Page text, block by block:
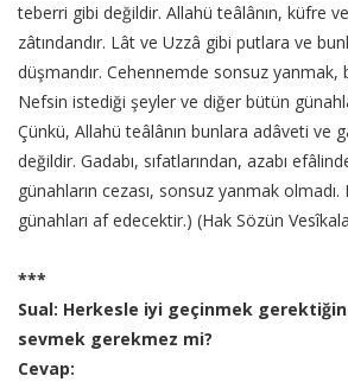
teberri gibi değildir. Allahü teâlânın, küfre
zâtındandır. Lât ve Uzzâ gibi putlara ve
düşmandır. Cehennemde sonsuz yanmak,
Nefsin istediği şeyler ve diğer bütün
Çünkü, Allahü teâlânın bunlara adâveti ve
değildir. Gadabı, sıfatlarından, azabı
günahların cezası, sonsuz yanmak
günahları af edecektir.) (Hak Sözün
***
Sual: Herkesle iyi geçinmek
sevmek gerekmez mi?
Cevap: